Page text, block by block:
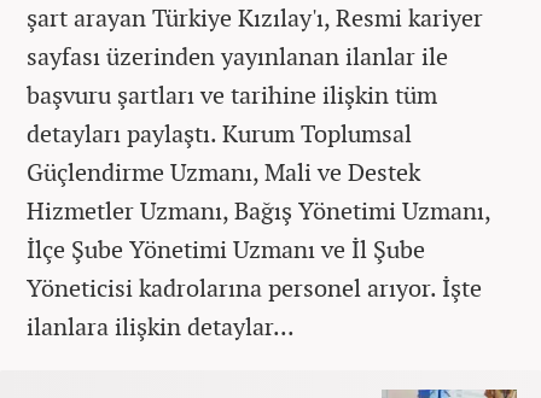
şart arayan Türkiye Kızılay'ı, Resmi kariyer
sayfası üzerinden yayınlanan ilanlar ile
başvuru şartları ve tarihine ilişkin tüm
detayları paylaştı. Kurum Toplumsal
Güçlendirme Uzmanı, Mali ve Destek
Hizmetler Uzmanı, Bağış Yönetimi Uzmanı,
İlçe Şube Yönetimi Uzmanı ve İl Şube
Yöneticisi kadrolarına personel arıyor. İşte
ilanlara ilişkin detaylar...